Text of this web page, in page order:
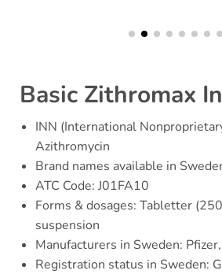
Basic Zithromax
INN (International
Azithromycin
Brand names available in
ATC Code: J01FA10
Forms & dosages: Tabletter
suspension
Manufacturers in Sweden:
Registration status in Sweden: